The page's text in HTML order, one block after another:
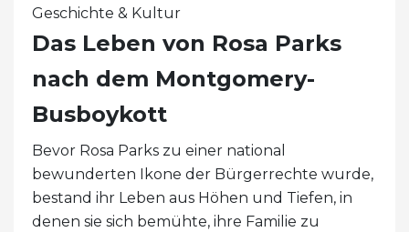
Geschichte & Kultur
Das Leben von Rosa Parks
nach dem Montgomery-
Busboykott
Bevor Rosa Parks zu einer national
bewunderten Ikone der Bürgerrechte wurde,
bestand ihr Leben aus Höhen und Tiefen, in
denen sie sich bemühte, ihre Familie zu